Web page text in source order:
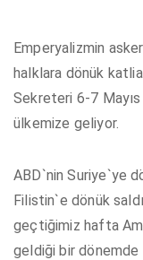
Emperyalizmin
halklara dönük
Sekreteri 6-7
ülkemize geliyor.
ABD`nin Suriye`ye
Filistin`e dönük
geçtiğimiz hafta
geldiği bir dönemde